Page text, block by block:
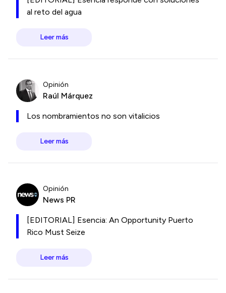
al reto del agua
Leer más
Opinión
Raúl Márquez
Los nombramientos no son vitalicios
Leer más
Opinión
News PR
[EDITORIAL] Esencia: An Opportunity Puerto
Rico Must Seize
Leer más